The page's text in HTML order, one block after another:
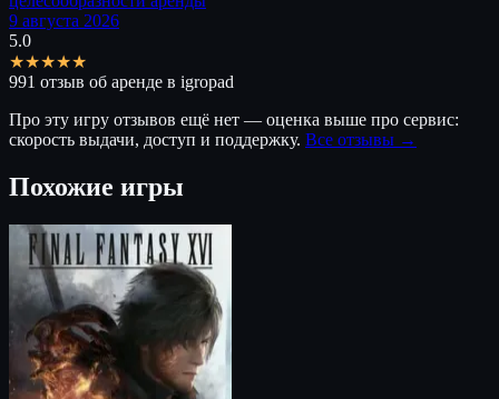
9 августа 2026
5.0
★★★★★
991 отзыв об аренде в igropad
Про эту игру отзывов ещё нет — оценка выше про сервис:
скорость выдачи, доступ и поддержку. Все отзывы →
Похожие игры